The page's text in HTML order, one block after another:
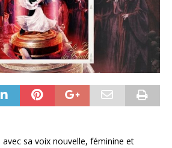
sa voix nouvelle, féminine et